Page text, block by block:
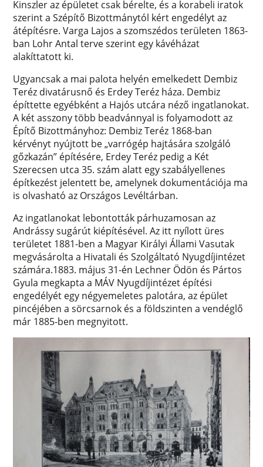
Kinszler az épületet csak bérelte, és a korabeli iratok
szerint a Szépítő Bizottmánytól kért engedélyt az
átépítésre. Varga Lajos a szomszédos területen 1863-
ban Lohr Antal terve szerint egy kávéházat
alakíttatott ki.
Ugyancsak a mai palota helyén emelkedett Dembiz
Teréz divatárusnő és Erdey Teréz háza. Dembiz
építtette egyébként a Hajós utcára néző ingatlanokat.
A két asszony több beadvánnyal is folyamodott az
Építő Bizottmányhoz: Dembiz Teréz 1868-ban
kérvényt nyújtott be „varrógép hajtására szolgáló
gőzkazán” építésére, Erdey Teréz pedig a Két
Szerecsen utca 35. szám alatt egy szabályellenes
építkezést jelentett be, amelynek dokumentációja ma
is olvasható az Országos Levéltárban.
Az ingatlanokat lebontották párhuzamosan az
Andrássy sugárút kiépítésével. Az itt nyílott üres
területet 1881-ben a Magyar Királyi Állami Vasutak
megvásárolta a Hivatali és Szolgáltató Nyugdíjintézet
számára.1883. május 31-én Lechner Ödön és Pártos
Gyula megkapta a MÁV Nyugdíjintézet építési
engedélyét egy négyemeletes palotára, az épület
pincéjében a sörcsarnok és a földszinten a vendéglő
már 1885-ben megnyitott.